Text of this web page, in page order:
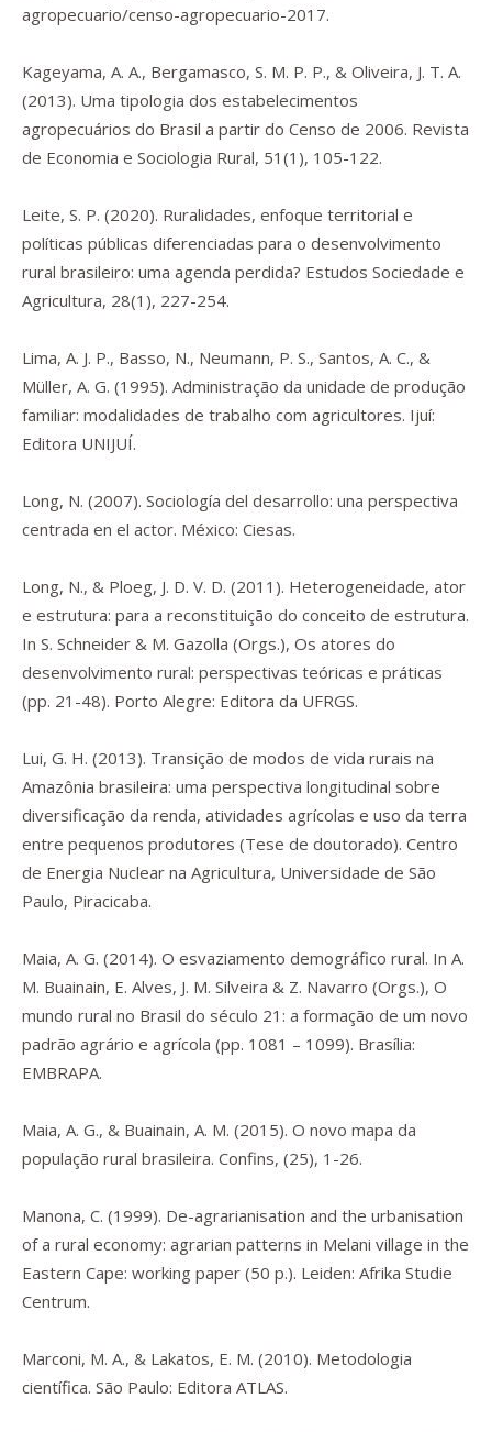
agropecuario/censo-agropecuario-2017.
Kageyama, A. A., Bergamasco, S. M. P. P., & Oliveira, J. T. A.
(2013). Uma tipologia dos estabelecimentos
agropecuários do Brasil a partir do Censo de 2006. Revista
de Economia e Sociologia Rural, 51 (1), 105-122.
Leite, S. P. (2020). Ruralidades, enfoque territorial e
políticas públicas diferenciadas para o desenvolvimento
rural brasileiro: uma agenda perdida? Estudos Sociedade e
Agricultura, 28(1), 227-254.
Lima, A. J. P., Basso, N., Neumann, P. S., Santos, A. C., &
Müller, A. G. (1995). Administração da unidade de produção
familiar: modalidades de trabalho com agricultores. Ijuí:
Editora UNIJUÍ.
Long, N. (2007). Sociología del desarrollo: una perspectiva
centrada en el actor. México: Ciesas.
Long, N., & Ploeg, J. D. V. D. (2011). Heterogeneidade, ator
e estrutura: para a reconstituição do conceito de estrutura.
In S. Schneider & M. Gazolla (Orgs.), Os atores do
desenvolvimento rural: perspectivas teóricas e práticas
(pp. 21-48). Porto Alegre: Editora da UFRGS.
Lui, G. H. (2013). Transição de modos de vida rurais na
Amazônia brasileira: uma perspectiva longitudinal sobre
diversificação da renda, atividades agrícolas e uso da terra
entre pequenos produtores (Tese de doutorado). Centro
de Energia Nuclear na Agricultura, Universidade de São
Paulo, Piracicaba.
Maia, A. G. (2014). O esvaziamento demográfico rural. In A.
M. Buainain, E. Alves, J. M. Silveira & Z. Navarro (Orgs.), O
mundo rural no Brasil do século 21: a formação de um novo
padrão agrário e agrícola (pp. 1081 – 1099). Brasília:
EMBRAPA.
Maia, A. G., & Buainain, A. M. (2015). O novo mapa da
população rural brasileira. Confins, (25), 1-26.
Manona, C. (1999). De-agrarianisation and the urbanisation
of a rural economy: agrarian patterns in Melani village in the
Eastern Cape: working paper (50 p.). Leiden: Afrika Studie
Centrum.
Marconi, M. A., & Lakatos, E. M. (2010). Metodologia
científica. São Paulo: Editora ATLAS.